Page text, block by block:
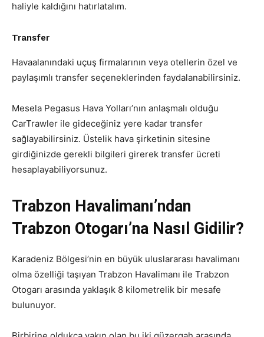
haliyle kaldığını hatırlatalım.
Transfer
Havaalanındaki uçuş firmalarının veya otellerin özel ve
paylaşımlı transfer seçeneklerinden faydalanabilirsiniz.
Mesela Pegasus Hava Yolları’nın anlaşmalı olduğu
CarTrawler ile gideceğiniz yere kadar transfer
sağlayabilirsiniz. Üstelik hava şirketinin sitesine
girdiğinizde gerekli bilgileri girerek transfer ücreti
hesaplayabiliyorsunuz.
Trabzon Havalimanı’ndan
Trabzon Otogarı’na Nasıl Gidilir?
Karadeniz Bölgesi’nin en büyük uluslararası havalimanı
olma özelliği taşıyan Trabzon Havalimanı ile Trabzon
Otogarı arasında yaklaşık 8 kilometrelik bir mesafe
bulunuyor.